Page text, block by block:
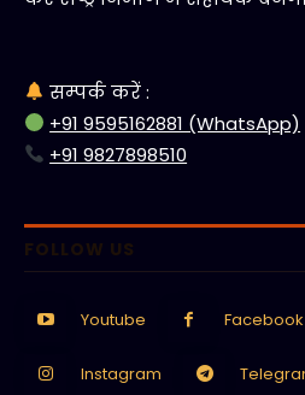
सम्पर्क करें :
+91 9595162881 (WhatsApp)
+91 9827898510
FOLLOW US
Youtube Facebook
Instagram